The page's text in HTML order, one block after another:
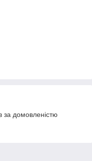
за домовленістю